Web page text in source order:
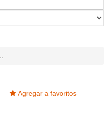
Agregar a favoritos